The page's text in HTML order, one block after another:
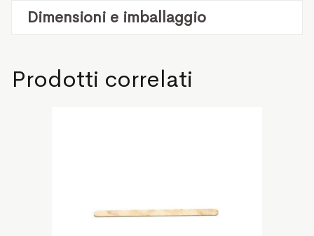
Dimensioni e imballaggio
Prodotti correlati